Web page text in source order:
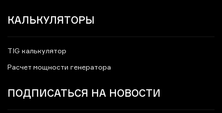
КАЛЬКУЛЯТОРЫ
TIG калькулятор
Расчет мощности генератора
ПОДПИСАТЬСЯ НА НОВОСТИ